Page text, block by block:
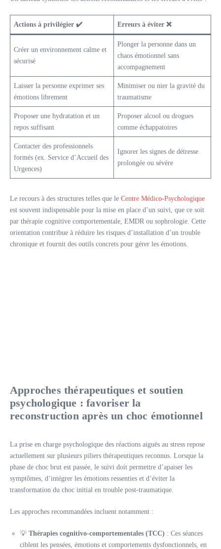
Actions à privilégier ✔️ Erreurs à éviter ❌
Créer un environnement calme et
sécurisé
Plonger la personne dans un
chaos émotionnel sans
accompagnement
Laisser la personne exprimer ses
émotions librement
Minimiser ou nier la gravité du
traumatisme
Proposer une hydratation et un
repos suffisant
Proposer alcool ou drogues
comme échappatoires
Contacter des professionnels
formés (ex. Service d’Accueil des
Urgences)
Ignorer les signes de détresse
prolongée ou sévère
Le recours à des structures telles que le Centre Médico-Psychologique
est souvent indispensable pour la mise en place d’un suivi, que ce soit
par thérapie cognitive comportementale, EMDR ou sophrologie. Cette
orientation contribue à réduire les risques d’installation d’un trouble
chronique et fournit des outils concrets pour gérer les émotions.
Approches thérapeutiques et soutien
psychologique : favoriser la
reconstruction après un choc émotionnel
La prise en charge psychologique des réactions aiguës au stress repose
actuellement sur plusieurs piliers thérapeutiques reconnus. Lorsque la
phase de choc brut est passée, le suivi doit permettre d’apaiser les
symptômes, d’intégrer les émotions ressenties et d’éviter la
transformation du choc initial en trouble post-traumatique.
Les approches recommandées incluent notamment :
💡 Thérapies cognitivo-comportementales (TCC) : Ces séances
ciblent les pensées, émotions et comportements dysfonctionnels, en